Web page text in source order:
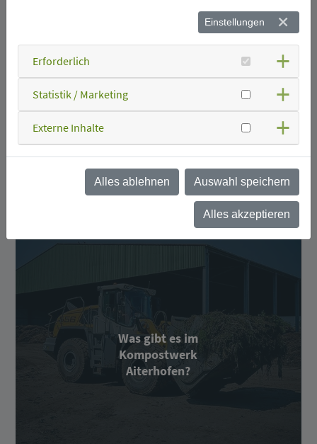
Was kann ich wo
Was gibt es im
Kompostwerk
Aiterhofen?
Einstellungen
Erforderlich
Statistik / Marketing
Externe Inhalte
Alles ablehnen Auswahl speichern
Alles akzeptieren